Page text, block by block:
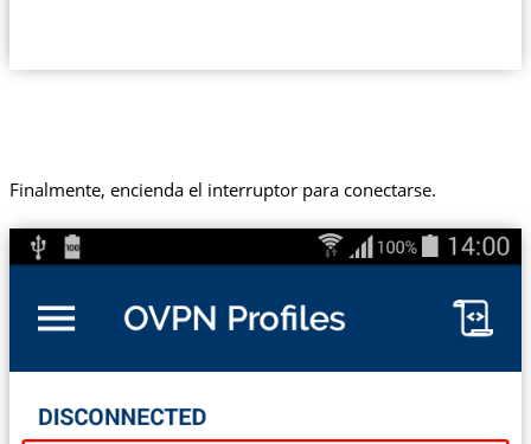
Finalmente, encienda el interruptor para conectarse.